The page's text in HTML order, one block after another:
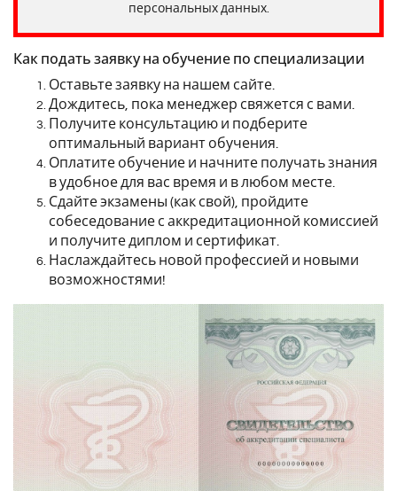
персональных данных.
Как подать заявку на обучение по специализации
Оставьте заявку на нашем сайте.
Дождитесь, пока менеджер свяжется с вами.
Получите консультацию и подберите
оптимальный вариант обучения.
Оплатите обучение и начните получать знания
в удобное для вас время и в любом месте.
Сдайте экзамены (как свой), пройдите
собеседование с аккредитационной комиссией
и получите диплом и сертификат.
Наслаждайтесь новой профессией и новыми
возможностями!